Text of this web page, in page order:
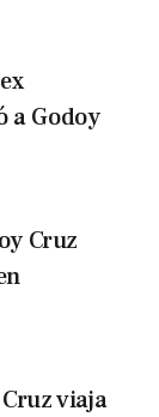
a Godoy
Cruz
viaja